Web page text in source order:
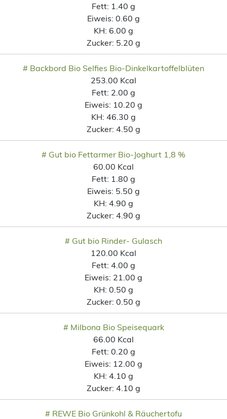
Fett: 1.40 g
Eiweis: 0.60 g
KH: 6.00 g
Zucker: 5.20 g
# Backbord Bio Selfies Bio-Dinkelkartoffelblüten
253.00 Kcal
Fett: 2.00 g
Eiweis: 10.20 g
KH: 46.30 g
Zucker: 4.50 g
# Gut bio Fettarmer Bio-Joghurt 1,8 %
60.00 Kcal
Fett: 1.80 g
Eiweis: 5.50 g
KH: 4.90 g
Zucker: 4.90 g
# Gut bio Rinder- Gulasch
120.00 Kcal
Fett: 4.00 g
Eiweis: 21.00 g
KH: 0.50 g
Zucker: 0.50 g
# Milbona Bio Speisequark
66.00 Kcal
Fett: 0.20 g
Eiweis: 12.00 g
KH: 4.10 g
Zucker: 4.10 g
# REWE Bio Grünkohl & Räuchertofu